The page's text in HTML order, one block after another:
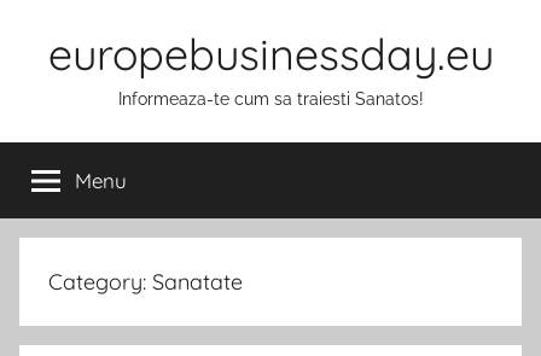
europebusinessday.eu
Informeaza-te cum sa traiesti Sanatos!
Menu
Category: Sanatate